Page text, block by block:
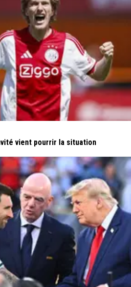
vient pourrir la situation